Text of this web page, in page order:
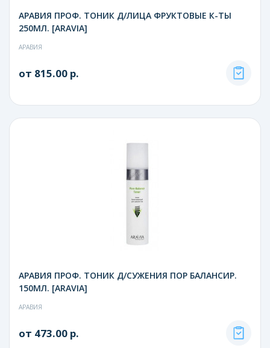
АРАВИЯ ПРОФ. ТОНИК Д/ЛИЦА ФРУКТОВЫЕ К-ТЫ
250МЛ. [ARAVIA]
АРАВИЯ
от 815.00 р.
АРАВИЯ ПРОФ. ТОНИК Д/СУЖЕНИЯ ПОР БАЛАНСИР.
150МЛ. [ARAVIA]
АРАВИЯ
от 473.00 р.